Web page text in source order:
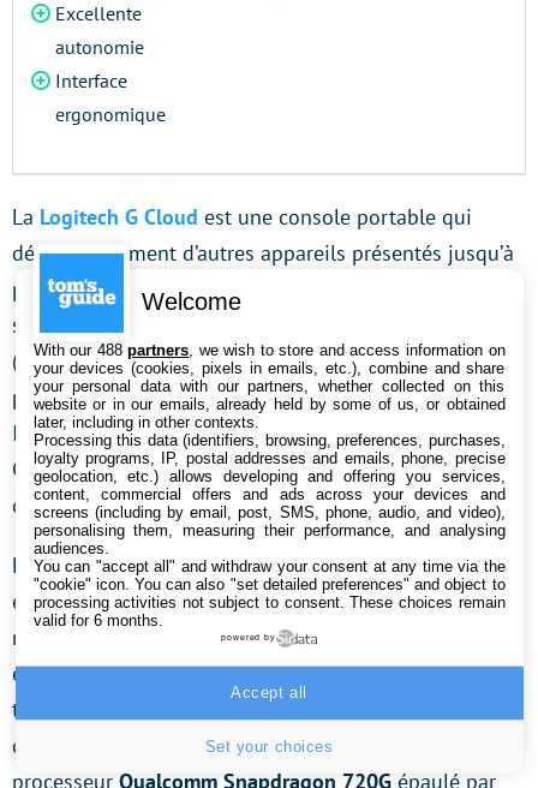
Excellente
autonomie
Interface
ergonomique
La Logitech G Cloud est une console portable qui
dénote fortement d’autres appareils présentés jusqu’à
présent. En effet, pour jouer, il faut passer par les
services
(les deux fonctionnent avec des abonnements
payants.). Cela va de soi,il faut être connecté à
Internet pour pouvoir profiter de ses jeux favoris.
Cependant, pas besoin d’avoir une excellente
connexion avec ce modèle.
La fibre n’est pas nécessaire avec ce produit. Enfin, il
est possible de directement installer les applications,
mais ce n’est pas là sa vocation première. Pour le reste,
elle fonctionne avecl’écosystème Android 11.Côté
technique, ce n’est pas la console la plus performante
de cette sélection. En effet, elle est équipée d’un
processeur Qualcomm Snapdragon 720G épaulé par
Welcome
With our 488partners , we wish to store and access information on
your devices (cookies, pixels in emails, etc.), combine and share
your personal data with our partners, whether collected on this
website or in our emails, already held by some of us, or obtained
later, including in other contexts.
Processing this data (identifiers, browsing, preferences, purchases,
loyalty programs, IP, postal addresses and emails, phone, precise
geolocation, etc.) allows developing and offering you services,
content, commercial offers and ads across your devices and
screens (including by email, post, SMS, phone, audio, and video),
personalising them, measuring their performance, and analysing
audiences.
You can "accept all" and withdraw your consent at any time via the
"cookie" icon. You can also "set detailed preferences" and object to
processing activities not subject to consent. These choices remain
valid for 6 months.
powered by
Set your choices
Accept all